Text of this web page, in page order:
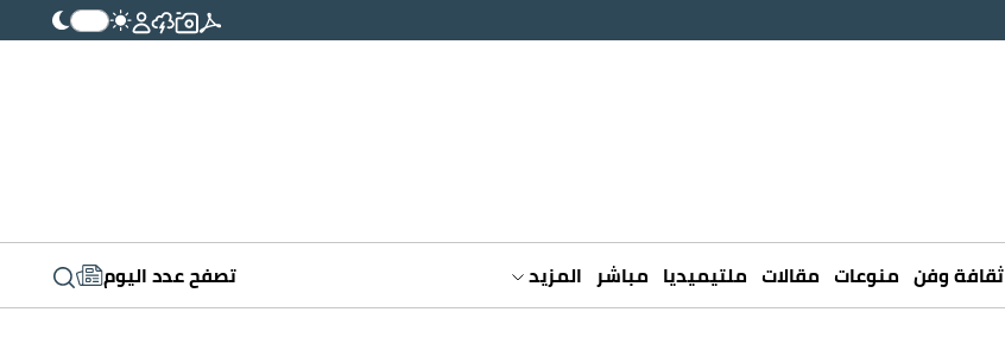
ثقافة وفن منوعات مقالات ملتيميديا مباشر المزيد تصفح عدد اليوم